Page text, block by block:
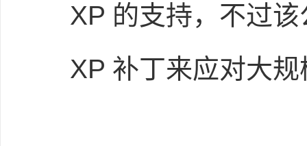
XP 的支持，不过
XP 补丁来应对大